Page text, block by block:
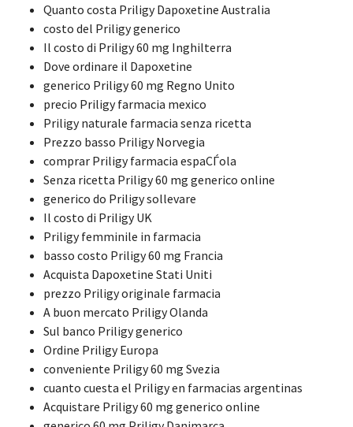
Quanto costa Priligy Dapoxetine Australia
costo del Priligy generico
Il costo di Priligy 60 mg Inghilterra
Dove ordinare il Dapoxetine
generico Priligy 60 mg Regno Unito
precio Priligy farmacia mexico
Priligy naturale farmacia senza ricetta
Prezzo basso Priligy Norvegia
comprar Priligy farmacia espaСЃola
Senza ricetta Priligy 60 mg generico online
generico do Priligy sollevare
Il costo di Priligy UK
Priligy femminile in farmacia
basso costo Priligy 60 mg Francia
Acquista Dapoxetine Stati Uniti
prezzo Priligy originale farmacia
A buon mercato Priligy Olanda
Sul banco Priligy generico
Ordine Priligy Europa
conveniente Priligy 60 mg Svezia
cuanto cuesta el Priligy en farmacias argentinas
Acquistare Priligy 60 mg generico online